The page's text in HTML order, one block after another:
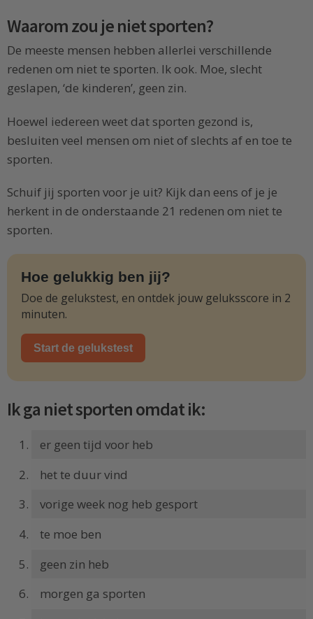
Waarom zou je niet sporten?
De meeste mensen hebben allerlei verschillende
redenen om niet te sporten. Ik ook. Moe, slecht
geslapen, ‘de kinderen’, geen zin.
Hoewel iedereen weet dat sporten gezond is,
besluiten veel mensen om niet of slechts af en toe te
sporten.
Schuif jij sporten voor je uit? Kijk dan eens of je je
herkent in de onderstaande 21 redenen om niet te
sporten.
Hoe gelukkig ben jij?
Doe de gelukstest, en ontdek jouw geluksscore in 2
minuten.
Start de gelukstest
Ik ga niet sporten omdat ik:
er geen tijd voor heb
het te duur vind
vorige week nog heb gesport
te moe ben
geen zin heb
morgen ga sporten